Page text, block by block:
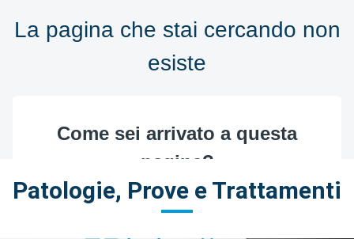
Patologie, Prove e Trattamenti